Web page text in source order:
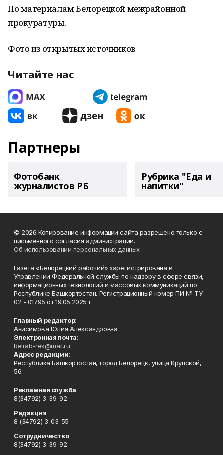
По материалам Белорецкой межрайонной
прокуратуры.
Фото из открытых источников
Читайте нас
Партнеры
Фотобанк
журналистов РБ
Рубрика "Еда и
напитки"
© 2026 Копирование информации сайта разрешено только с
письменного согласия администрации.
Об использовании персональных данных
Газета «Белорецкий рабочий» зарегистрирована в
Управлении Федеральной службы по надзору в сфере связи,
информационных технологий и массовых коммуникаций по
Республике Башкортостан. Регистрационный номер ПИ № ТУ
02 - 01795 от 19.05.2025 г.
Главный редактор:
Анисимова Юлия Александровна
Электронная почта:
belrab-rek@mail.ru
Адрес редакции:
Республика Башкортостан, город Белорецк, улица Крупской,
56.
Рекламная служба
8(34792) 3-39-92
Редакция
8 (34792) 3-03-55
Сотрудничество
8(34792) 3-39-92